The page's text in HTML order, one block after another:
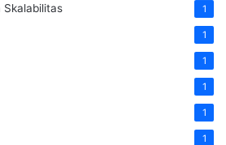
Skalabilitas 1
1
1
1
1
1